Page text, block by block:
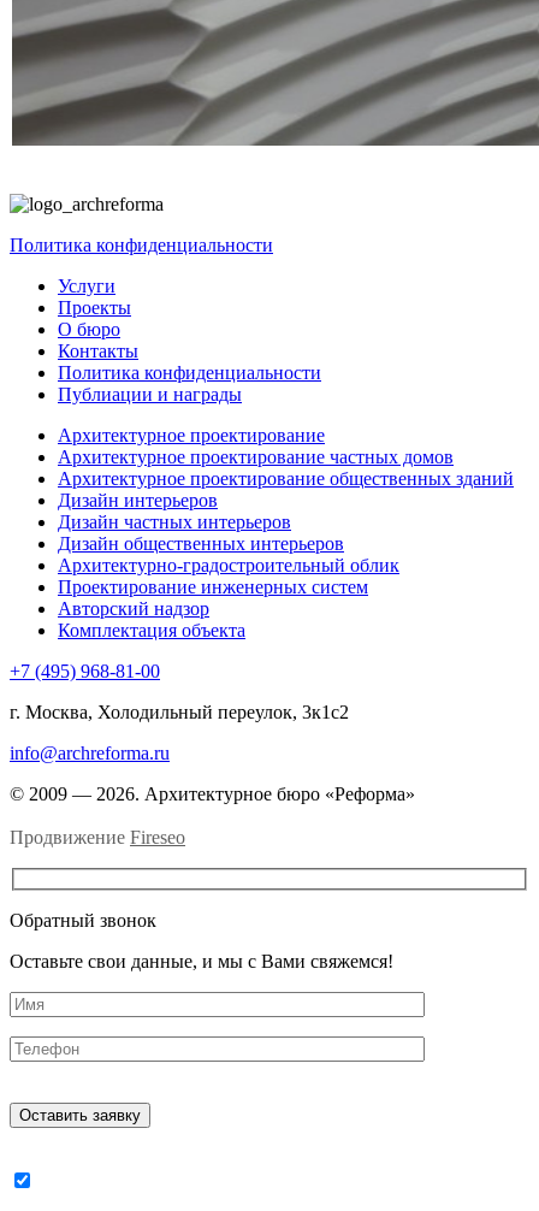
Политика конфиденциальности
Услуги
Проекты
О бюро
Контакты
Политика конфиденциальности
Публиации и награды
Архитектурное проектирование
Архитектурное проектирование частных домов
Архитектурное проектирование общественных зданий
Дизайн интерьеров
Дизайн частных интерьеров
Дизайн общественных интерьеров
Архитектурно-градостроительный облик
Проектирование инженерных систем
Авторский надзор
Комплектация объекта
+7 (495) 968-81-00
г. Москва, Холодильный переулок, 3к1с2
info@archreforma.ru
© 2009 — 2026. Архитектурное бюро «Реформа»
Продвижение Fireseo
Обратный звонок
Оставьте свои данные, и мы с Вами свяжемся!